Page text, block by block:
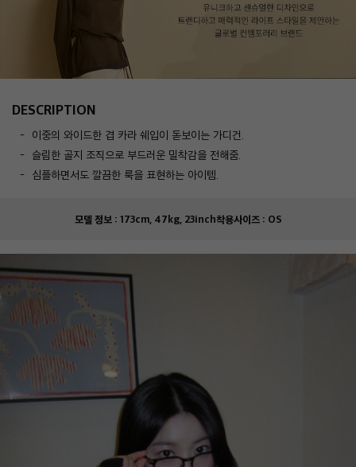
DESCRIPTION
이중의 와이드한 겹 카라 쉐입이 돋보이는 가디건.
슬림한 골지 조직으로 부드러운 밀착감을 전해줌.
심플하면서도 깔끔한 룩을 표현하는 아이템.
모델 정보 : 173cm, 47kg, 23inch착용사이즈 : OS